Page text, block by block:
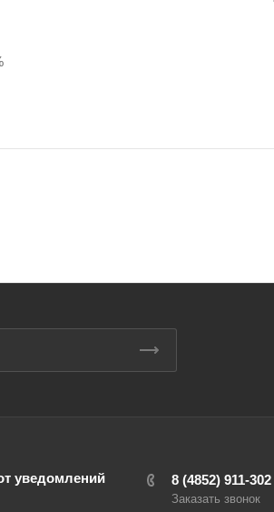
уведомлений 8 (4852) 911-302
Заказать звонок